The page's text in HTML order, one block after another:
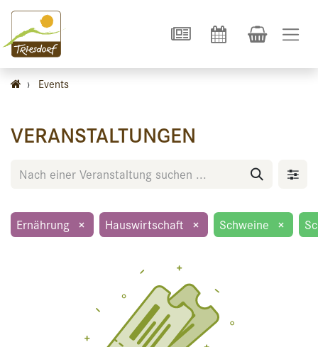
› Events
VERANSTALTUNGEN
Ernährung × Hauswirtschaft × Schweine ×